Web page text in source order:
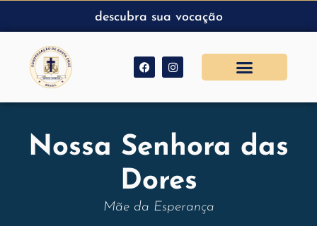
descubra sua vocação
Nossa Senhora das
Dores
Mãe da Esperança